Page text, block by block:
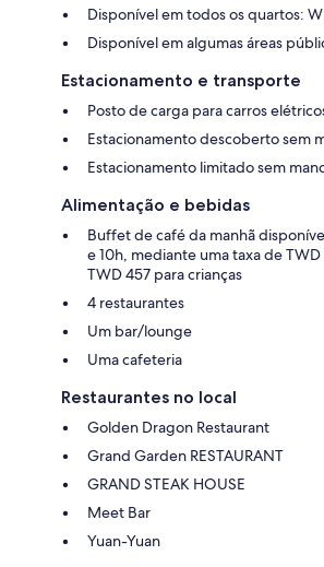
Disponível em todos os quartos:
Disponível em algumas áreas
Estacionamento e transporte
Posto de carga para carros
Estacionamento descoberto sem
Estacionamento limitado sem
Alimentação e bebidas
Buffet de café da manhã
e 10h, mediante uma taxa de
TWD 457 para crianças
4 restaurantes
Um bar/lounge
Uma cafeteria
Restaurantes no local
Golden Dragon Restaurant
Grand Garden RESTAURANT
GRAND STEAK HOUSE
Meet Bar
Yuan-Yuan